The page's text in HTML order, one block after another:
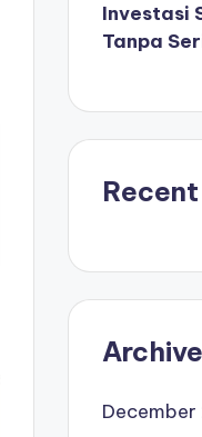
Investasi
Tanpa